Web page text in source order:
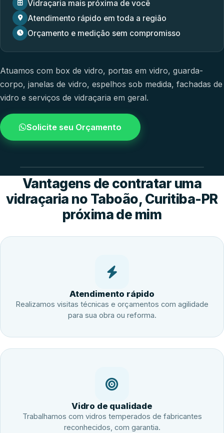
Vidraçaria mais próxima de você
Atendimento rápido em toda a região
Orçamento e medição sem compromisso
Atuamos com box de vidro, portas em vidro, guarda-
corpo, janelas de vidro, espelhos sob medida, fachadas de
vidro e serviços de vidraçaria em geral.
Solicite seu Orçamento
4.9 / 5.0
avaliacao dos clientes
Vantagens de contratar uma
vidraçaria no Taboão, Curitiba-PR
próxima de mim
Atendimento rápido
Realizamos visitas técnicas e orçamentos com agilidade
para sua obra ou reforma.
Vidro de qualidade
Trabalhamos com vidros temperados de fabricantes
reconhecidos, com garantia.